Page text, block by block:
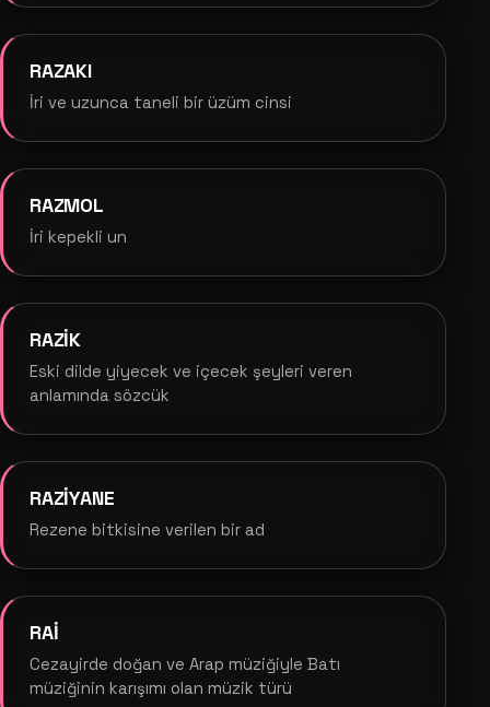
RAZAKI
İri ve uzunca taneli bir üzüm cinsi
RAZMOL
İri kepekli un
RAZİK
Eski dilde yiyecek ve içecek şeyleri veren
anlamında sözcük
RAZİYANE
Rezene bitkisine verilen bir ad
RAİ
Cezayirde doğan ve Arap müziğiyle Batı
müziğinin karışımı olan müzik türü